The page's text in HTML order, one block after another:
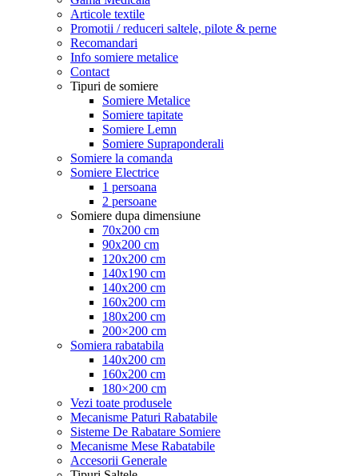
Articole textile
Promotii / reduceri saltele, pilote & perne
Recomandari
Info somiere metalice
Contact
Tipuri de somiere
Somiere Metalice
Somiere tapitate
Somiere Lemn
Somiere Supraponderali
Somiere la comanda
Somiere Electrice
1 persoana
2 persoane
Somiere dupa dimensiune
70x200 cm
90x200 cm
120x200 cm
140x190 cm
140x200 cm
160x200 cm
180x200 cm
200×200 cm
Somiera rabatabila
140x200 cm
160x200 cm
180×200 cm
Vezi toate produsele
Mecanisme Paturi Rabatabile
Sisteme De Rabatare Somiere
Mecanisme Mese Rabatabile
Accesorii Generale